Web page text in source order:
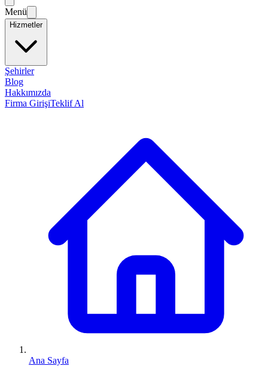
Menü
Hizmetler
Şehirler
Blog
Hakkımızda
Firma GirişiTeklif Al
Ana Sayfa